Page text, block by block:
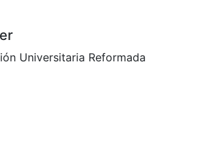
Universitaria Reformada